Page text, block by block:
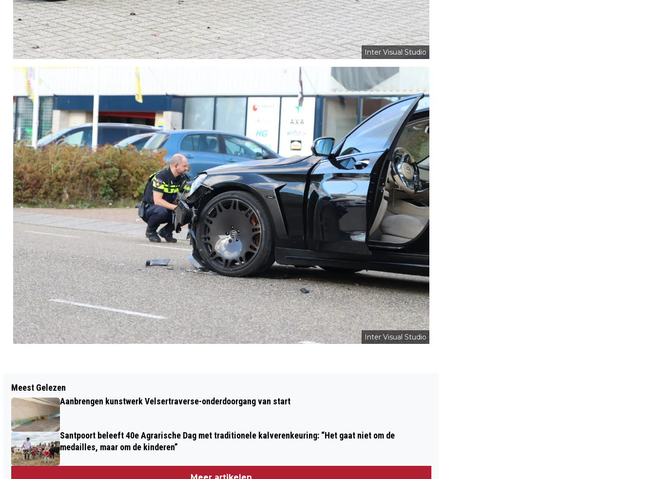
Inter Visual Studio
Inter Visual Studio
DAAR GAATZE: VANDAAG MET BERT
KISJES
SCHALKER ALS HARRIE VERMEULEN IN
Meest Gelezen
Aanbrengen kunstwerk Velsertraverse-onderdoorgang van start
Santpoort beleeft 40e Agrarische Dag met traditionele kalverenkeuring: “Het gaat niet om de
medailles, maar om de kinderen”